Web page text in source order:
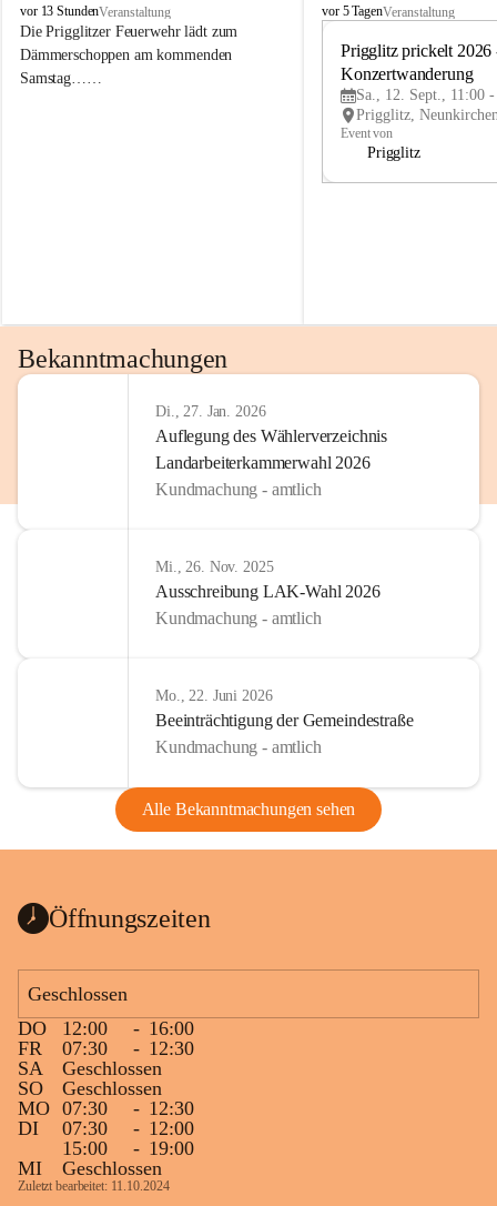
P
r
i
g
vor 13 StundenVeranstaltung
Die Prigglitzer Feuerwehr lädt zum
Dämmerschoppen am kommenden
Samstag……
P
vor 5 TagenVeranstaltung
Prigglitz prickelt 2026
Konzertwanderung
Sa., 12. Sept., 11:00
Event von
Prigglitz
Bekanntmachungen
Di., 27. Jan. 2026
Auflegung des Wählerverzeichnis
Landarbeiterkammerwahl 2026
Kundmachung - amtlich
Mi., 26. Nov. 2025
Ausschreibung LAK-Wahl 2026
Kundmachung - amtlich
Mo., 22. Juni 2026
Beeinträchtigung der Gemeindestraße
Kundmachung - amtlich
Alle Bekanntmachungen sehen
Öffnungszeiten
Geschlossen
DO
12:00 - 16:00
FR
07:30 - 12:30
SA
Geschlossen
SO
Geschlossen
MO 07:30 - 12:30
DI
07:30 - 12:00
15:00
- 19:00
MI
Geschlossen
Zuletzt bearbeitet: 11.10.2024